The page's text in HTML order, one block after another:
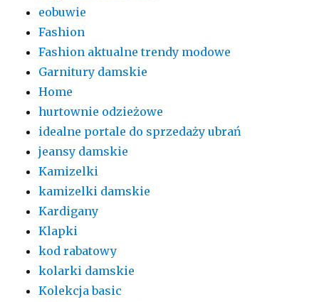
eobuwie
Fashion
Fashion aktualne trendy modowe
Garnitury damskie
Home
hurtownie odzieżowe
idealne portale do sprzedaży ubrań
jeansy damskie
Kamizelki
kamizelki damskie
Kardigany
Klapki
kod rabatowy
kolarki damskie
Kolekcja basic